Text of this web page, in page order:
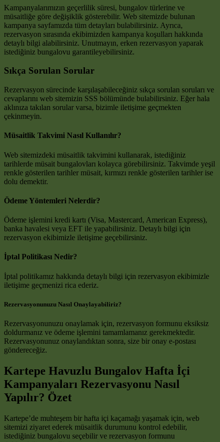
Kampanyalarımızın geçerlilik süresi, bungalov türlerine ve
müsaitliğe göre değişiklik gösterebilir. Web sitemizde bulunan
kampanya sayfamızda tüm detayları bulabilirsiniz. Ayrıca,
rezervasyon sırasında ekibimizden kampanya koşulları hakkında
detaylı bilgi alabilirsiniz. Unutmayın, erken rezervasyon yaparak
istediğiniz bungalovu garantileyebilirsiniz.
Sıkça Sorulan Sorular
Rezervasyon sürecinde karşılaşabileceğiniz sıkça sorulan soruları ve
cevaplarını web sitemizin SSS bölümünde bulabilirsiniz. Eğer hala
aklınıza takılan sorular varsa, bizimle iletişime geçmekten
çekinmeyin.
Müsaitlik Takvimi Nasıl Kullanılır?
Web sitemizdeki müsaitlik takvimini kullanarak, istediğiniz
tarihlerde müsait bungalovları kolayca görebilirsiniz. Takvimde yeşil
renkle gösterilen tarihler müsait, kırmızı renkle gösterilen tarihler ise
dolu demektir.
Ödeme Yöntemleri Nelerdir?
Ödeme işlemini kredi kartı (Visa, Mastercard, American Express),
banka havalesi veya EFT ile yapabilirsiniz. Detaylı bilgi için
rezervasyon ekibimizle iletişime geçebilirsiniz.
İptal Politikası Nedir?
İptal politikamız hakkında detaylı bilgi için rezervasyon ekibimizle
iletişime geçmenizi rica ederiz.
Rezervasyonunuzu Nasıl Onaylayabiliriz?
Rezervasyonunuzu onaylamak için, rezervasyon formunu eksiksiz
doldurmanız ve ödeme işlemini tamamlamanız gerekmektedir.
Rezervasyonunuz onaylandıktan sonra, size bir onay e-postası
göndereceğiz.
Kartepe Havuzlu Bungalov Hafta İçi
Kampanyaları Rezervasyonu Nasıl
Yapılır? Özet
Kartepe’de muhteşem bir hafta içi kaçamağı yaşamak için, web
sitemizi ziyaret ederek müsaitlik durumunu kontrol edebilir,
istediğiniz bungalovu seçebilir ve rezervasyon formunu